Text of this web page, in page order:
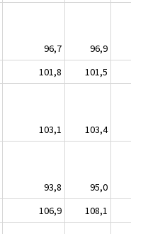
96,7
96,9
101,8
101,5
103,1
103,4
93,8
95,0
106,9
108,1